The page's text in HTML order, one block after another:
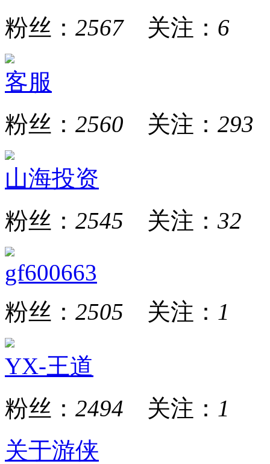
粉丝： 2567关注： 6
客服
粉丝： 2560 关注： 293
山海投资
粉丝： 2545 关注： 32
gf600663
粉丝： 2505 关注： 1
YX-王道
粉丝： 2494 关注： 1
关于游侠